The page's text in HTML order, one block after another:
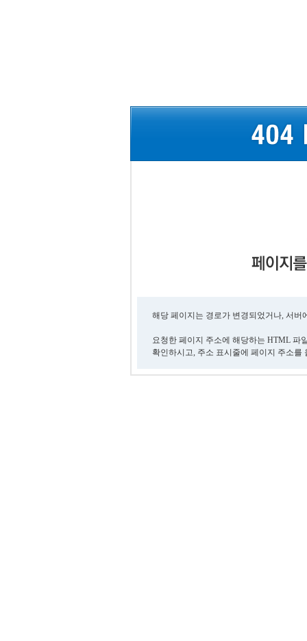
해당 페이지는 경로가 변경되었거나, 서
요청한 페이지 주소에 해당하는 HTML 파
확인하시고, 주소 표시줄에 페이지 주소